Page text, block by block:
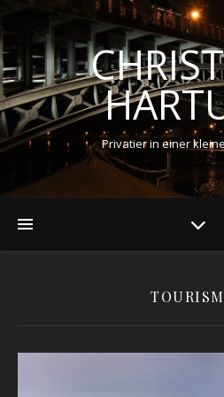
Privatier in einer